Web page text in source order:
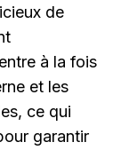
de
à la fois
et les
ce qui
garantir